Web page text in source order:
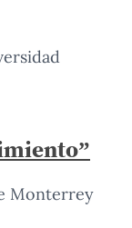
Monterrey